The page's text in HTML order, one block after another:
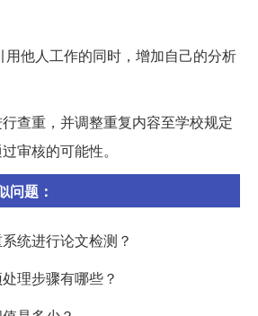
他人工作的同时，增加自己的分析
查重，并调整重复内容至学校规定
审核的可能性。
问题：
统进行论文检测？
理步骤有哪些？